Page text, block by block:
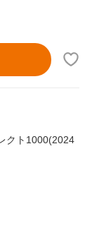
クト1000(2024